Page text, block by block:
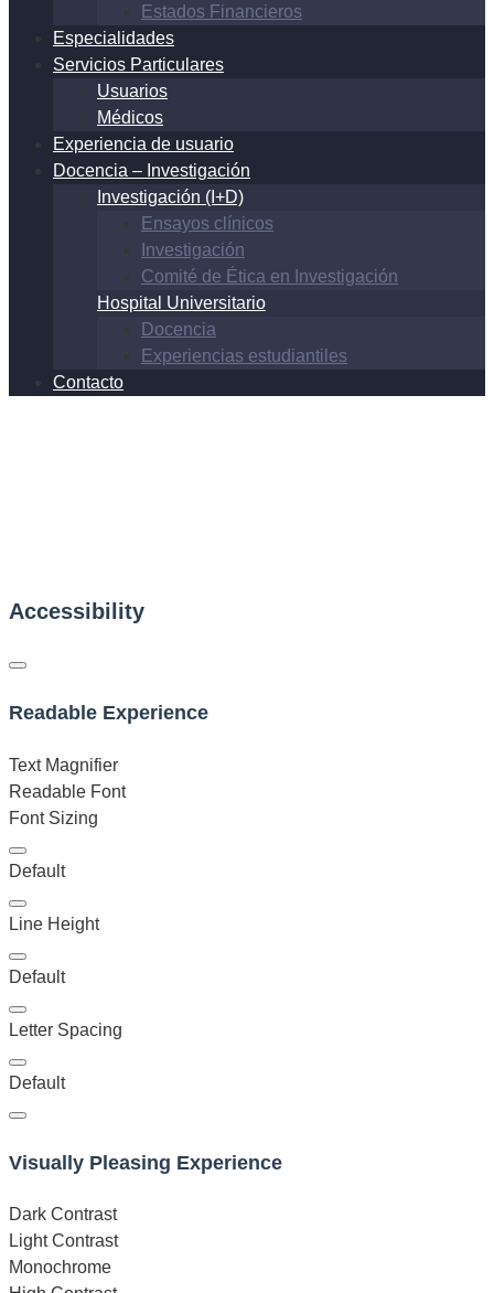
Estados Financieros
Especialidades
Servicios Particulares
Usuarios
Médicos
Experiencia de usuario
Docencia – Investigación
Investigación (I+D)
Ensayos clínicos
Investigación
Comité de Ética en Investigación
Hospital Universitario
Docencia
Experiencias estudiantiles
Contacto
Accessibility
Readable Experience
Text Magnifier
Readable Font
Font Sizing
Default
Line Height
Default
Letter Spacing
Default
Visually Pleasing Experience
Dark Contrast
Light Contrast
Monochrome